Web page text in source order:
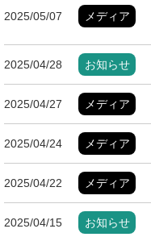
2025/05/07 メディア
2025/04/28 お知らせ
2025/04/27 メディア
2025/04/24 メディア
2025/04/22 メディア
2025/04/15 お知らせ